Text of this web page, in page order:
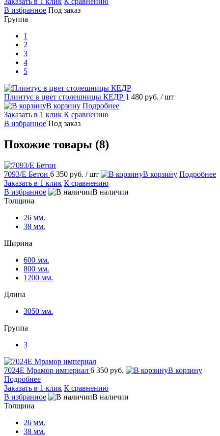
избранное Под заказ
Группа
1
2
3
4
5
Плинтус в цвет столешницы КЕДР 1 480 руб. / шт
корзину Подробнее
Заказать в 1 клик К сравнению
избранное Под заказ
Похожие товары (8)
7093/E Бетон 6 350 руб. / шт корзину Подробнее
Заказать в 1 клик К сравнению
избранное
наличии
Толщина
26 мм.
38 мм.
Ширина
600 мм.
800 мм.
1200 мм.
Длина
3050 мм.
Группа
3
7024Е Мрамор империал 6 350 руб.
корзину
Подробнее
Заказать в 1 клик К сравнению
избранное
наличии
Толщина
26 мм.
38 мм.